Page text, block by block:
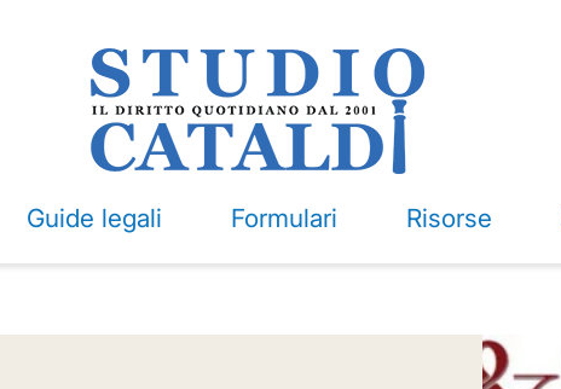
Guide legali Formulari Risorse